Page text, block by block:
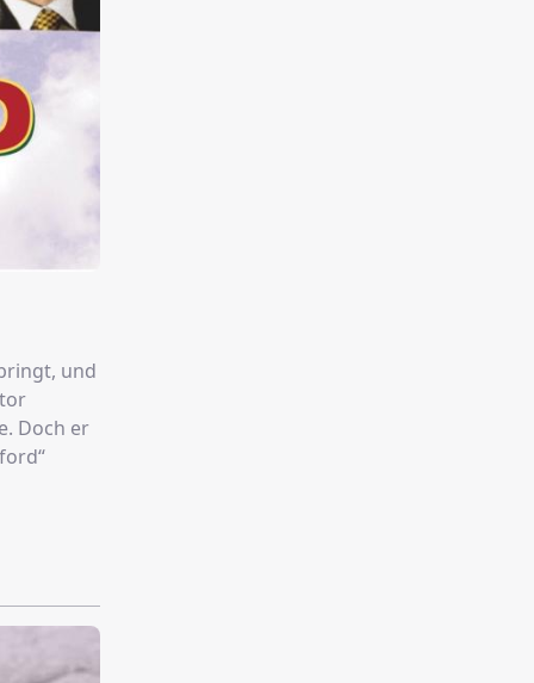
und
Doch er